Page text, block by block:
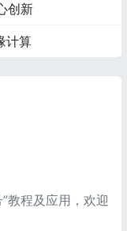
创新
计算
教程及应用，欢迎